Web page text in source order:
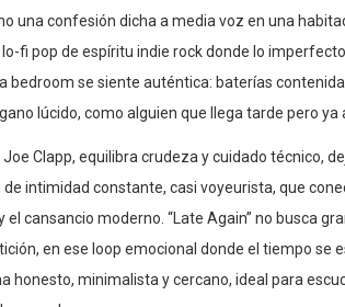
una confesión dicha a media voz en una
fi pop de espíritu indie rock donde lo
bedroom se siente auténtica: baterías
lúcido, como alguien que llega tarde pero ya
Clapp, equilibra crudeza y cuidado técnico,
intimidad constante, casi voyeurista, que
cansancio moderno. “Late Again” no busca
en ese loop emocional donde el tiempo se
honesto, minimalista y cercano, ideal para